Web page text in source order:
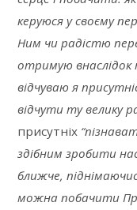
керуюся у своєму
Ним чи радістю
отримую
відчуваю я
відчути ту велику
присутніх
здібним зробити
ближче,
можна побачити